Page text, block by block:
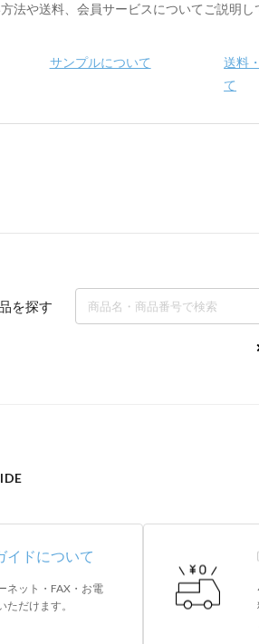
法や送料、会員サービスについてご説明し
サンプルについて
送料
て
を探す
イドについて
ネット・FAX・お電
ただけます。